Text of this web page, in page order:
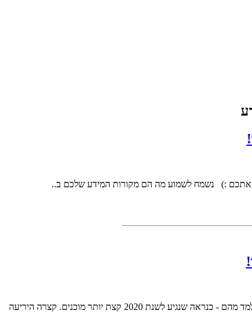
ברוכים הבאים לגליון ה-114 של DigitalWhisper, הגליון הפותח את שנת 2020! שנת 2019 הייתה שנה לא שקטה, ובמהלכה צצו כל מיני אירועים שאם נלמד מהם - כנראה שנגיע לשנת 2020 קצת יותר מוכנים. קצרה היריעה